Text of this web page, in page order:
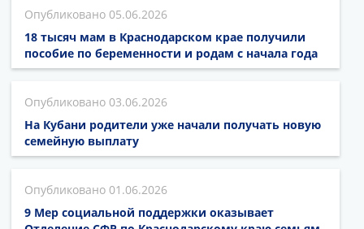
05.06.2026
18 тысяч мам в Краснодарском крае получили
пособие по беременности и родам с начала года
03.06.2026
На Кубани родители уже начали получать новую
семейную выплату
01.06.2026
9 Мер социальной поддержки оказывает